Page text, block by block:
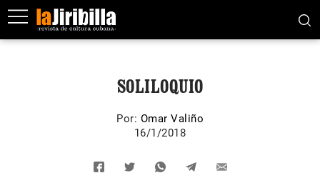
SOLILOQUIO
Por: Omar Valiño
16/1/2018